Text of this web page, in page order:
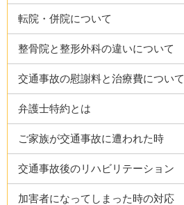
転院・併院について
整骨院と整形外科の違いについて
交通事故の慰謝料と治療費について
弁護士特約とは
ご家族が交通事故に遭われた時
交通事故後のリハビリテーション
加害者になってしまった時の対応